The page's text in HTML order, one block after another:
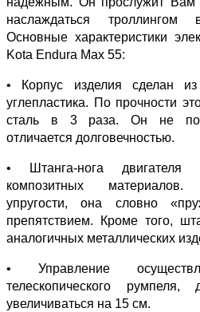
наслаждаться
Основные характеристики
Kota Endura Max 55:
• Корпус изделия сделан из
углепластика. По прочности
сталь в 3 раза. Он не
отличается долговечностью.
• Штанга-нога
композитных
упругости, она словно
препятствием. Кроме того,
аналогичных металлических
• Управление
телескопического
увеличиваться на 15 см.